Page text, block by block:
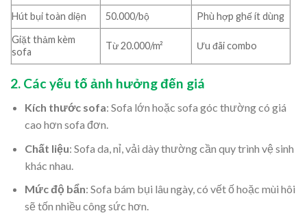
Hút bụi toàn diện
50.000/bộ
Phù hợp ghế ít dùng
Giặt thảm kèm
sofa
Từ 20.000/m² Ưu đãi combo
2. Các yếu tố ảnh hưởng đến giá
Kích thước sofa: Sofa lớn hoặc sofa góc thường có giá
cao hơn sofa đơn.
Chất liệu: Sofa da, nỉ, vải dày thường cần quy trình vệ sinh
khác nhau.
Mức độ bẩn: Sofa bám bụi lâu ngày, có vết ố hoặc mùi hôi
sẽ tốn nhiều công sức hơn.